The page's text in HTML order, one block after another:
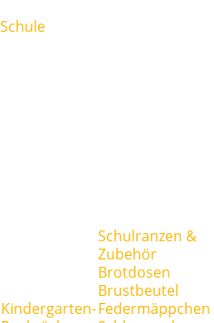
Schule
Kindergarten-
Schulranzen &
Zubehör
Brotdosen
Brustbeutel
Federmäppchen